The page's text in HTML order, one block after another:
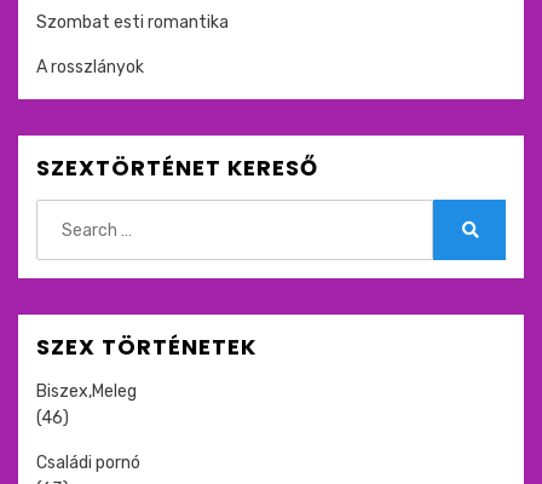
Szombat esti romantika
A rosszlányok
SZEXTÖRTÉNET KERESŐ
for:
SZEX TÖRTÉNETEK
Biszex,Meleg
(46)
Családi pornó